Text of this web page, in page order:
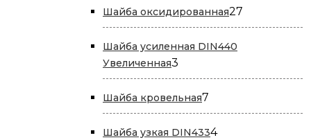
Шайба оксидированная27
товаров
Шайба усиленная DIN440
Увеличенная3
товара
Шайба кровельная7
товаров
Шайба узкая DIN43344